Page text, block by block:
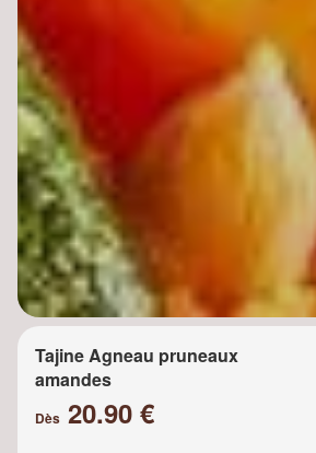
Tajine Agneau pruneaux
amandes
Dès 20.90 €